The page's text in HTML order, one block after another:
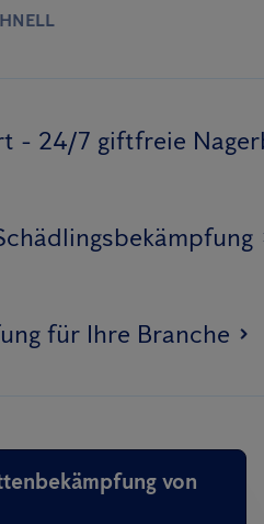
- 24/7 giftfreie
für Ihre Branche
von